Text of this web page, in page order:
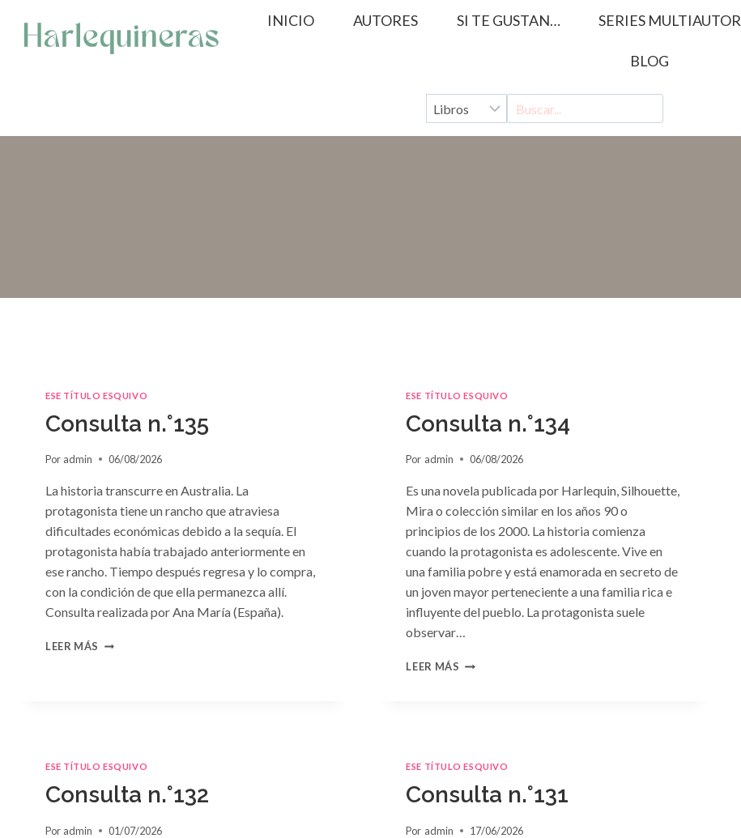
contenido
INICIO AUTORES SI TE GUSTAN… SERIES MULTIAUTOR
BLOG
ESE TÍTULO ESQUIVO
Consulta n.°135
Por admin 06/08/2026
La historia transcurre en Australia. La
protagonista tiene un rancho que atraviesa
dificultades económicas debido a la sequía. El
protagonista había trabajado anteriormente en
ese rancho. Tiempo después regresa y lo compra,
con la condición de que ella permanezca allí.
Consulta realizada por Ana María (España).
LEER MÁS CONSULTA
ESE TÍTULO ESQUIVO
Consulta n.°134
Por admin 06/08/2026
Es una novela publicada por Harlequin, Silhouette,
Mira o colección similar en los años 90 o
principios de los 2000. La historia comienza
cuando la protagonista es adolescente. Vive en
una familia pobre y está enamorada en secreto de
un joven mayor perteneciente a una familia rica e
influyente del pueblo. La protagonista suele
observar…
LEER MÁS CONSULTA
ESE TÍTULO ESQUIVO
Consulta n.°132
Por admin 01/07/2026
ESE TÍTULO ESQUIVO
Consulta n.°131
Por admin 17/06/2026